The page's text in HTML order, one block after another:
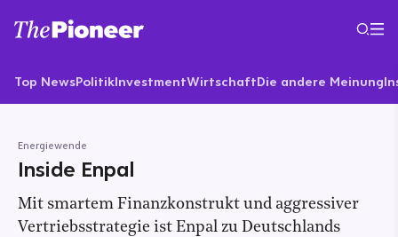
Top NewsPolitikInvestmentWirtschaftDie andere Meinung
Energiewende
Inside Enpal
Mit smartem Finanzkonstrukt und aggressiver
Vertriebsstrategie ist Enpal zu Deutschlands